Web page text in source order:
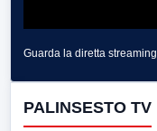
Guarda la diretta streaming
PALINSESTO TV